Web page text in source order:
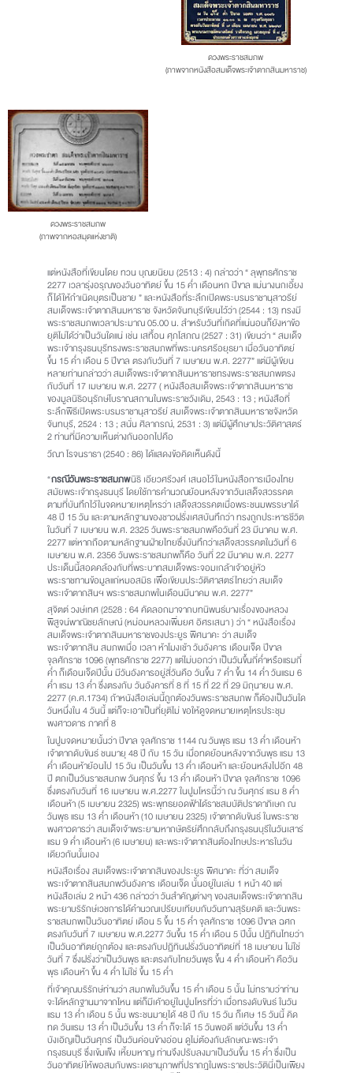
ดวงพระราชสมภพ
(ภาพจากหนังสือสมเด็จพระเจ้าตากสินมหาราช)
ดวงพระราชสมภพ
(ภาพจากหอสมุดแห่งชาติ)
แต่หนังสือที่เขียนโดย ทวน บุณยนิยม (2513 : 4) กล่าวว่า “ ลุพุทธศักราช
2277 เวลารุ่งอรุณของวันอาทิตย์ ขึ้น 15 ค่ำ เดือนหก ปีขาล แม่นางนกเอี้ยง
ก็ได้ให้กำเนิดบุตรเป็นชาย ” และหนังสือที่ระลึกเปิดพระบรมราชานุสาวรีย์
สมเด็จพระเจ้าตากสินมหาราช จังหวัดจันทบุรีเขียนไว้ว่า (2544 : 13) ทรงมี
พระราชสมภพเวลาประมาณ 05.00 น. สำหรับวันที่เกิดที่แน่นอนก็ยังหาข้อ
ยุติไม่ได้ว่าเป็นวันใดแน่ เช่น เสทื้อน ศุภโสภณ (2527 : 31) เขียนว่า “ สมเด็จ
พระเจ้ากรุงธนบุรีทรงพระราชสมภพที่พระนครศรีอยุธยา เมื่อวันอาทิตย์
ขึ้น 15 ค่ำ เดือน 5 ปีขาล ตรงกับวันที่ 7 เมษายน พ.ศ. 2277” แต่มีผู้เขียน
หลายท่านกล่าวว่า สมเด็จพระเจ้าตากสินมหาราชทรงพระราชสมภพตรง
กับวันที่ 17 เมษายน พ.ศ. 2277 ( หนังสือสมเด็จพระเจ้าตากสินมหาราช
ของมูลนิธิอนุรักษ์โบราณสถานในพระราชวังเดิม, 2543 : 13 ; หนังสือที่
ระลึกพิธีเปิดพระบรมราชานุสาวรีย์ สมเด็จพระเจ้าตากสินมหาราชจังหวัด
จันทบุรี, 2524 : 13 ; สนั่น ศิลากรณ์, 2531 : 3) แต่มีผู้ศึกษาประวัติศาสตร์
2 ท่านที่มีความเห็นต่างกันออกไปคือ
วีณา โรจนราธา (2540 : 86) ได้แสดงข้อคิดเห็นดังนี้
กรณีวันพระราชสมภพ นิธิ เอียวศรีวงศ์ เสนอไว้ในหนังสือการเมืองไทย
สมัยพระเจ้ากรุงธนบุรี โดยใช้การคำนวณย้อนหลังจากวันเสด็จสวรรคต
ตามที่บันทึกไว้ในจดหมายเหตุโหรว่า เสด็จสวรรคตเมื่อพระชนมพรรษาได้
48 ปี 15 วัน และตามหลักฐานของชาวฝรั่งเศสบันทึกว่า ทรงถูกประหารชีวิต
ในวันที่ 7 เมษายน พ.ศ. 2325 วันพระราชสมภพคือวันที่ 23 มีนาคม พ.ศ.
2277 แต่หากถือตามหลักฐานฝ่ายไทยซึ่งบันทึกว่าเสด็จสวรรคตในวันที่ 6
เมษายน พ.ศ. 2356 วันพระราชสมภพก็คือ วันที่ 22 มีนาคม พ.ศ. 2277
ประเด็นนี้สอดคล้องกับที่พระบาทสมเด็จพระจอมเกล้าเจ้าอยู่หัว
พระราชทานข้อมูลแก่หมอสมิธ เพื่อเขียนประวัติศาสตร์ไทยว่า สมเด็จ
พระเจ้าตากสินฯ พระราชสมภพในเดือนมีนาคม พ.ศ. 2277”
สุจิตต์ วงษ์เทศ (2528 : 64 คัดลอกมาจากบทนิพนธ์บางเรื่องของหลวง
พิสูจน์พาณิชยลักษณ์ (หม่อมหลวงเพิ่มยศ อิศรเสนา ) ว่า “ หนังสือเรื่อง
สมเด็จพระเจ้าตากสินมหาราชของประยูร พิศนาคะ ว่า สมเด็จ
พระเจ้าตากสิน สมภพเมื่อ เวลา ห้าโมงเช้า วันอังคาร เดือนเจ็ด ปีขาล
จุลศักราช 1096 (พุทธศักราช 2277) แต่ไม่บอกว่า เป็นวันขึ้นกี่ค่ำหรือแรมกี่
ค่ำ ก็เดือนเจ็ดปีนั้น มีวันอังคารอยู่สี่วันคือ วันขึ้น 7 ค่ำ ขึ้น 14 ค่ำ วันแรม 6
ค่ำ แรม 13 ค่ำ ซึ่งตรงกับ วันอังคารที่ 8 ที่ 15 ที่ 22 ที่ 29 มิถุนายน พ.ศ.
2277 (ค.ศ.1734) ถ้าหนังสือเล่มนี้ถูกต้องวันพระราชสมภพ ก็ต้องเป็นวันใด
วันหนึ่งใน 4 วันนี้ แต่ก็จะเอาเป็นที่ยุติไม่ ขอให้ดูจดหมายเหตุโหรประชุม
พงศาวดาร ภาคที่ 8
ในปูมจดหมายนั้นว่า ปีขาล จุลศักราช 1144 ณ วันพุธ แรม 13 ค่ำ เดือนห้า
เจ้าตากดับขันธ์ ชนมายุ 48 ปี กับ 15 วัน เมื่อทดย้อนหลังจากวันพุธ แรม 13
ค่ำ เดือนห้าย้อนไป 15 วัน เป็นวันขึ้น 13 ค่ำ เดือนห้า และย้อนหลังไปอีก 48
ปี ตกเป็นวันราชสมภพ วันศุกร์ ขึ้น 13 ค่ำ เดือนห้า ปีขาล จุลศักราช 1096
ซึ่งตรงกับวันที่ 16 เมษายน พ.ศ.2277 ในปูมโหรนี้ว่า ณ วันศุกร์ แรม 8 ค่ำ
เดือนห้า (5 เมษายน 2325) พระพุทธยอดฟ้าได้ราชสมบัติปราดาภิเษก ณ
วันพุธ แรม 13 ค่ำ เดือนห้า (10 เมษายน 2325) เจ้าตากดับขันธ์ ในพระราช
พงศาวดารว่า สมเด็จเจ้าพระยามหากษัตริย์ศึกกลับถึงกรุงธนบุรีในวันเสาร์
แรม 9 ค่ำ เดือนห้า (6 เมษายน) และพระเจ้าตากสินต้องโทษประหารในวัน
เดียวกันนั้นเอง
หนังสือเรื่อง สมเด็จพระเจ้าตากสินของประยูร พิศนาคะ ที่ว่า สมเด็จ
พระเจ้าตากสินสมภพวันอังคาร เดือนเจ็ด นั้นอยู่ในเล่ม 1 หน้า 40 แต่
หนังสือเล่ม 2 หน้า 436 กล่าวว่า วันสำคัญต่างๆ ของสมเด็จพระเจ้าตากสิน
พระยาบริรักษ์เวชการได้คำนวณเปรียบเทียบกับวันทางสุริยคติ และวันพระ
ราชสมภพเป็นวันอาทิตย์ เดือน 5 ขึ้น 15 ค่ำ จุลศักราช 1096 ปีขาล ฉศก
ตรงกับวันที่ 7 เมษายน พ.ศ.2277 วันขึ้น 15 ค่ำ เดือน 5 ปีนั้น ปฏิทินไทยว่า
เป็นวันอาทิตย์ถูกต้อง และตรงกับปฏิทินฝรั่งวันอาทิตย์ที่ 18 เมษายน ไม่ใช่
วันที่ 7 ซึ่งฝรั่งว่าเป็นวันพุธ และตรงกับไทยวันพุธ ขึ้น 4 ค่ำ เดือนห้า คือวัน
พุธ เดือนห้า ขึ้น 4 ค่ำ ไม่ใช่ ขึ้น 15 ค่ำ
ที่เจ้าคุณบริรักษ์ท่านว่า สมภพในวันขึ้น 15 ค่ำ เดือน 5 นั้น ไม่ทราบว่าท่าน
จะได้หลักฐานมาจากไหน แต่ก็มีเค้าอยู่ในปูมโหรที่ว่า เมื่อทรงดับขันธ์ ในวัน
แรม 13 ค่ำ เดือน 5 นั้น พระชนมายุได้ 48 ปี กับ 15 วัน ก็เศษ 15 วันนี้ คิด
ทด วันแรม 13 ค่ำ เป็นวันขึ้น 13 ค่ำ ก็จะได้ 15 วันพอดี แต่วันขึ้น 13 ค่ำ
บังเอิญเป็นวันศุกร์ เป็นวันค่อนข้างอ่อน ดูไม่ต้องกับลักษณะพระเจ้า
กรุงธนบุรี ซึ่งเข้มแข็ง เหี้ยมหาญ ท่านจึงปรับลงมาเป็นวันขึ้น 15 ค่ำ ซึ่งเป็น
วันอาทิตย์ให้พอสมกับพระเดชานุภาพที่ปรากฎในพระราชประวัตินี่เป็นเพียง